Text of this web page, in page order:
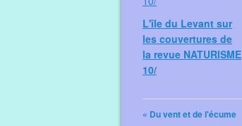
L'île du Levant sur
les couvertures de
la revue NATURISME
10/
« Du vent et de l'écume